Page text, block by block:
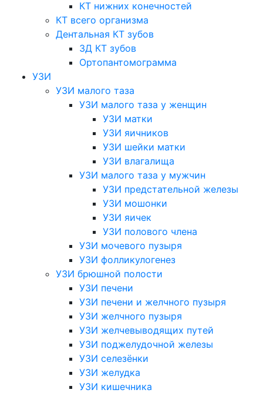
КТ нижних конечностей
КТ всего организма
Дентальная КТ зубов
3Д КТ зубов
Ортопантомограмма
УЗИ
УЗИ малого таза
УЗИ малого таза у женщин
УЗИ матки
УЗИ яичников
УЗИ шейки матки
УЗИ влагалища
УЗИ малого таза у мужчин
УЗИ предстательной железы
УЗИ мошонки
УЗИ яичек
УЗИ полового члена
УЗИ мочевого пузыря
УЗИ фолликулогенез
УЗИ брюшной полости
УЗИ печени
УЗИ печени и желчного пузыря
УЗИ желчного пузыря
УЗИ желчевыводящих путей
УЗИ поджелудочной железы
УЗИ селезёнки
УЗИ желудка
УЗИ кишечника